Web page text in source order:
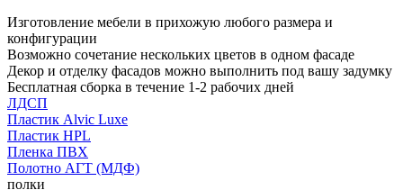
Изготовление мебели в прихожую любого размера и
конфигурации
Возможно сочетание нескольких цветов в одном фасаде
Декор и отделку фасадов можно выполнить под вашу задумку
Бесплатная сборка в течение 1-2 рабочих дней
ЛДСП
Пластик Alvic Luxe
Пластик HPL
Пленка ПВХ
Полотно АГТ (МДФ)
полки